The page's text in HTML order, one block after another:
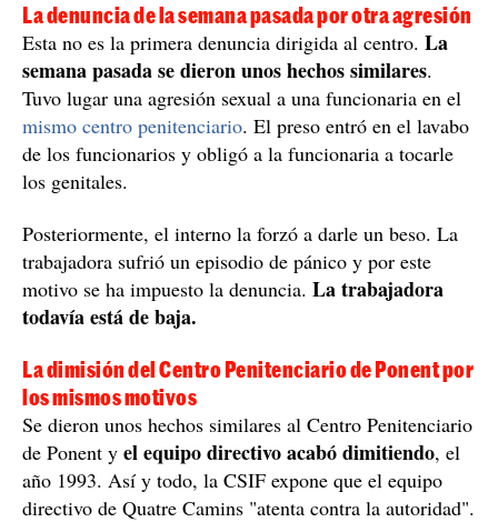
La denuncia de la semana pasada por otra agresión
Esta no es la primera denuncia dirigida al centro. La
semana pasada se dieron unos hechos similares.
Tuvo lugar una agresión sexual a una funcionaria en el
mismo centro penitenciario. El preso entró en el lavabo
de los funcionarios y obligó a la funcionaria a tocarle
los genitales.
Posteriormente, el interno la forzó a darle un beso. La
trabajadora sufrió un episodio de pánico y por este
motivo se ha impuesto la denuncia. La trabajadora
todavía está de baja.
La dimisión del Centro Penitenciario de Ponent por
los mismos motivos
Se dieron unos hechos similares al Centro Penitenciario
de Ponent y el equipo directivo acabó dimitiendo, el
año 1993. Así y todo, la CSIF expone que el equipo
directivo de Quatre Camins "atenta contra la autoridad".